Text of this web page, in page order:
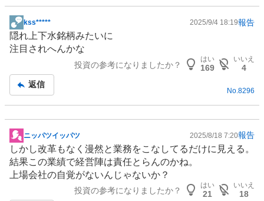
掲
示
板
kss***** 2025/9/4 18:19報告
隠れ上下水銘柄みたいに
注目されへんかな
投資の参考になりましたか？
はい
169
いいえ
4
返信
No. 8296
掲
示
板
記
ニッパツイッパツ 2025/8/18 7:20報告
しかし改革もなく漫然と業務をこなしてるだけに見える。
結果この業績で経営陣は責任とらんのかね。
上場会社の自覚がないんじゃないか？
投資の参考になりましたか？
はい
21
いいえ
18